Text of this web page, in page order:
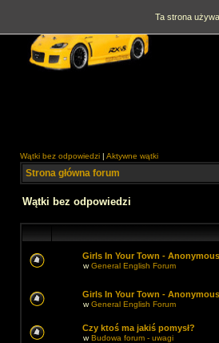
Wątki bez odpowiedzi | Aktywne wątki
Strona główna forum
Wątki bez odpowiedzi
Girls In Your Town -
wGeneral English Forum
Girls In Your Town -
wGeneral English Forum
Czy ktoś ma jakiś pomysł?
wBudowa forum - uwagi
Ta strona